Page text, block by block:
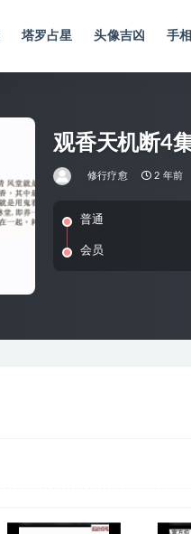
塔罗占星 头像吉凶 手
观香天机断4
修行疗愈 2 年前
普通
会员